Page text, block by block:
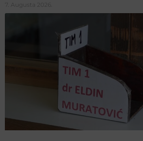
7. Augusta 2026.